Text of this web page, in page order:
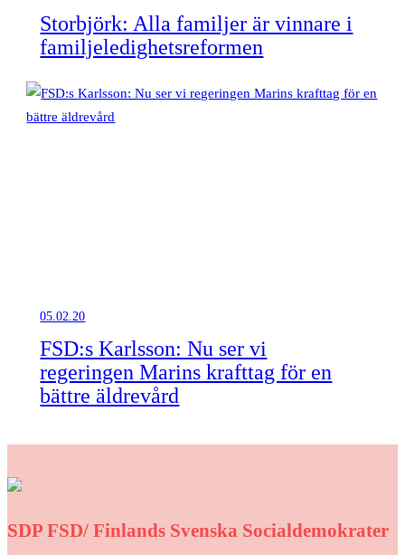
Storbjörk: Alla familjer är vinnare i
familjeledighetsreformen
05.02.20
FSD:s Karlsson: Nu ser vi
regeringen Marins krafttag för en
bättre äldrevård
SDP FSD/ Finlands Svenska Socialdemokrater